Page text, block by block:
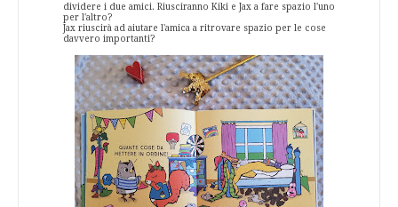
dividere i due amici. Riusciranno Kiki e Jax a fare spazio l'uno
per l'altro?
Jax riuscirà ad aiutare l'amica a ritrovare spazio per le cose
davvero importanti?